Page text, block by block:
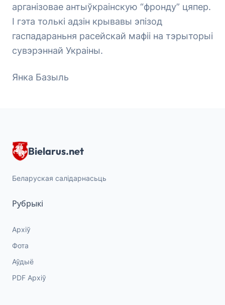
арганізовае антыўкраінскую “фронду” цяпер.
І гэта толькі адзін крывавы эпізод
гаспадараньня расейскай мафіі на тэрыторыі
сувэрэннай Украіны.
Янка Базыль
Bielarus.net
Беларуская салідарнасьць
Рубрыкі
Архіў
Фота
Аўдыё
PDF Архіў